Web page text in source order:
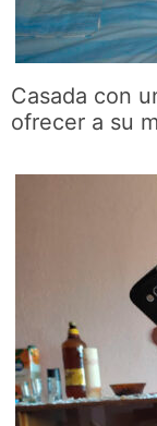
Casada con
ofrecer a su